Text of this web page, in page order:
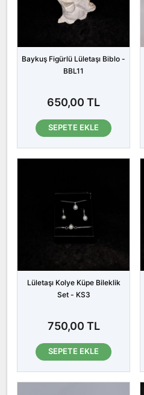
Baykuş Figürlü Lületaşı Biblo -
BBL11
650,00 TL
SEPETE EKLE
Lületaşı Kolye Küpe Bileklik
Set - KS3
750,00 TL
SEPETE EKLE